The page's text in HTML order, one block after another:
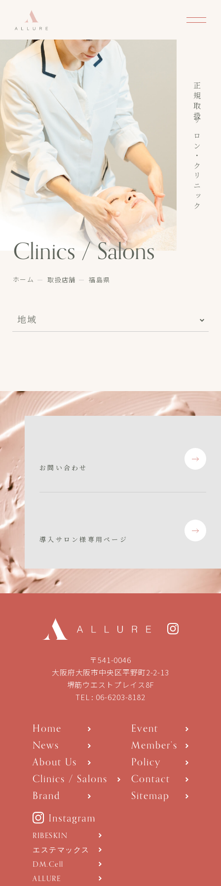
正規取扱サロン・クリニック
Clinics / Salons
ホーム 取扱店舗 福島県
地域
お問い合わせ
導入サロン様専用ページ
〒541-0046
大阪府大阪市中央区平野町2-2-13
堺筋ウエストプレイス8F
TEL : 06-6203-8182
Home
Event
News
Member’s
About Us
Policy
Clinics / Salons
Contact
Brand
Sitemap
RIBESKIN
エステマックス
DM.Cell
ALLURE